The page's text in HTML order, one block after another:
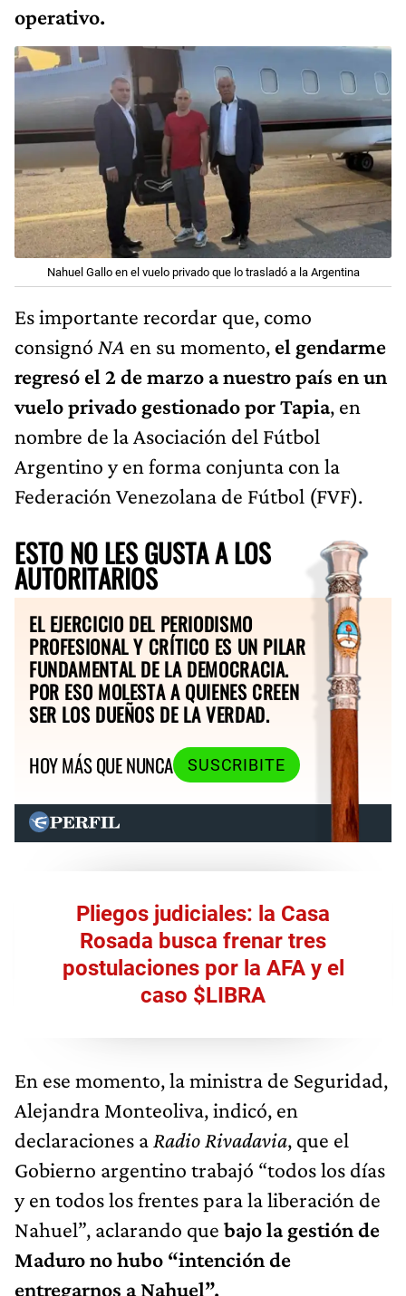
operativo.
Nahuel Gallo en el vuelo privado que lo trasladó a la Argentina
Es importante recordar que, como
consignó NA en su momento, el gendarme
regresó el 2 de marzo a nuestro país en un
vuelo privado gestionado por Tapia, en
nombre de la Asociación del Fútbol
Argentino y en forma conjunta con la
Federación Venezolana de Fútbol (FVF).
ESTO NO LES GUSTA A LOS
AUTORITARIOS
EL EJERCICIO DEL PERIODISMO
PROFESIONAL Y CRÍTICO ES UN PILAR
FUNDAMENTAL DE LA DEMOCRACIA.
POR ESO MOLESTA A QUIENES CREEN
SER LOS DUEÑOS DE LA VERDAD.
HOY MÁS QUE NUNCA
SUSCRIBITE
Pliegos judiciales: la Casa
Rosada busca frenar tres
postulaciones por la AFA y el
caso $LIBRA
En ese momento, la ministra de Seguridad,
Alejandra Monteoliva, indicó, en
declaraciones a Radio Rivadavia, que el
Gobierno argentino trabajó “todos los días
y en todos los frentes para la liberación de
Nahuel”, aclarando que bajo la gestión de
Maduro no hubo “intención de
entregarnos a Nahuel”.